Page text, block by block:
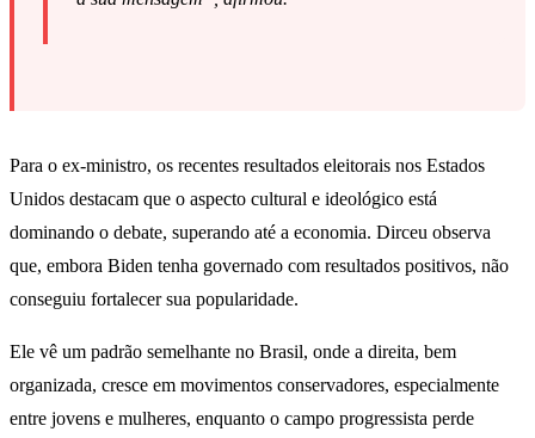
Para o ex-ministro, os recentes resultados eleitorais nos Estados
Unidos destacam que o aspecto cultural e ideológico está
dominando o debate, superando até a economia. Dirceu observa
que, embora Biden tenha governado com resultados positivos, não
conseguiu fortalecer sua popularidade.
Ele vê um padrão semelhante no Brasil, onde a direita, bem
organizada, cresce em movimentos conservadores, especialmente
entre jovens e mulheres, enquanto o campo progressista perde